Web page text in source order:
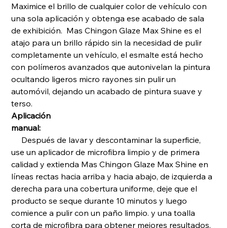
Maximice el brillo de cualquier color de vehículo con
una sola aplicación y obtenga ese acabado de sala
de exhibición. Mas Chingon Glaze Max Shine es el
atajo para un brillo rápido sin la necesidad de pulir
completamente un vehículo, el esmalte está hecho
con polímeros avanzados que autonivelan la pintura
ocultando ligeros micro rayones sin pulir un
automóvil, dejando un acabado de pintura suave y
terso.
Aplicación
manual:
Después de lavar y descontaminar la superficie,
use un aplicador de microfibra limpio y de primera
calidad y extienda Mas Chingon Glaze Max Shine en
líneas rectas hacia arriba y hacia abajo, de izquierda a
derecha para una cobertura uniforme, deje que el
producto se seque durante 10 minutos y luego
comience a pulir con un paño limpio. y una toalla
corta de microfibra para obtener mejores resultados.